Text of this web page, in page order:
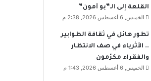
القلعة إلى الـ”بو آمون”
الخميس, 6 أغسطس 2026, 2:38 م
تطور هائل في ثقافة الطوابير
.. الأثرياء في صف الانتظار
والفقراء مكرّمون
الخميس, 6 أغسطس 2026, 1:43 م